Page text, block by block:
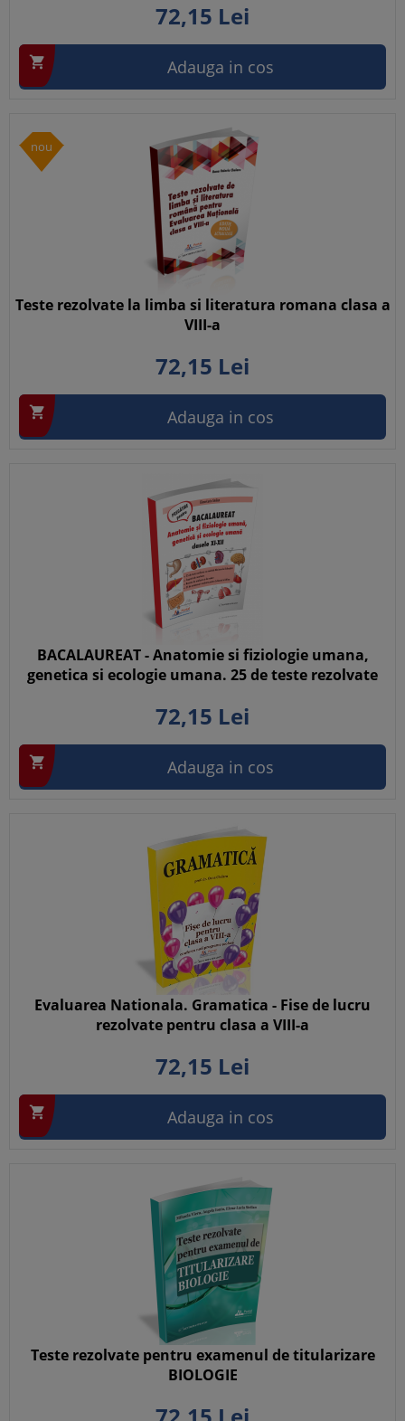
72,15 Lei
 Adauga in cos
nou
Teste rezolvate la limba si literatura romana clasa a
VIII-a
72,15 Lei
 Adauga in cos
BACALAUREAT - Anatomie si fiziologie umana,
genetica si ecologie umana. 25 de teste rezolvate
72,15 Lei
 Adauga in cos
Evaluarea Nationala. Gramatica - Fise de lucru
rezolvate pentru clasa a VIII-a
72,15 Lei
 Adauga in cos
Teste rezolvate pentru examenul de titularizare
BIOLOGIE